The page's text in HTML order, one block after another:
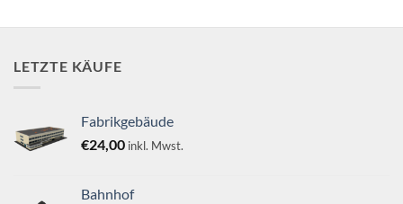
LETZTE KÄUFE
Fabrikgebäude
€24,00 inkl. Mwst.
Bahnhof